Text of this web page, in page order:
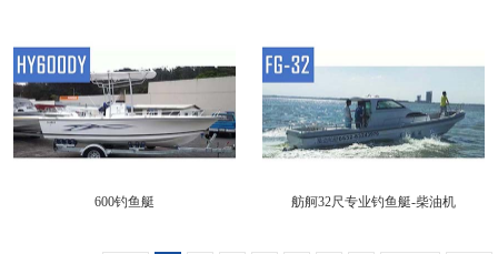
600钓鱼艇 舫舸32尺专业钓鱼艇-柴油机